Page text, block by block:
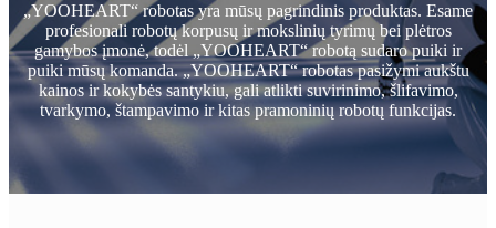
„YOOHEART“ robotas yra mūsų pagrindinis produktas. Esame
profesionali robotų korpusų ir mokslinių tyrimų bei plėtros
gamybos įmonė, todėl „YOOHEART“ robotą sudaro puiki ir
puiki mūsų komanda. „YOOHEART“ robotas pasižymi aukštu
kainos ir kokybės santykiu, gali atlikti suvirinimo, šlifavimo,
tvarkymo, štampavimo ir kitas pramoninių robotų funkcijas.